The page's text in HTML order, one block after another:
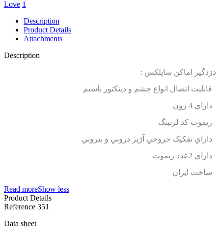
Love 1
Description
Product Details
Attachments
Description
دزدگير اماکن سايلکس :
قابليت اتصال انواع چشم و دیتکتور باسيم
داراي 4 زون
ريموت کد لرنينگ
داراي تفکيک خروجي آژير دروني و بيروني
داراي 2عدد ريموت
ساخت ايران
Read moreShow less
Product Details
Reference 351
Data sheet